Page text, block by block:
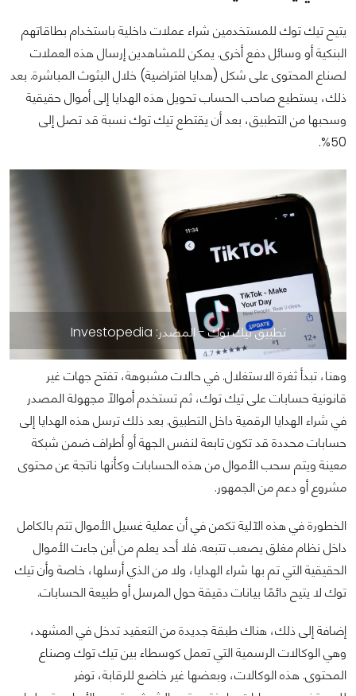
يتيح تيك توك للمستخدمين شراء عملات داخلية باستخدام بطاقاتهم
البنكية أو وسائل دفع أخرى. يمكن للمشاهدين إرسال هذه العملات
لصناع المحتوى على شكل (هدايا افتراضية) خلال البثوث المباشرة. بعد
ذلك، يستطيع صاحب الحساب تحويل هذه الهدايا إلى أموال حقيقية
وسحبها من التطبيق، بعد أن يقتطع تيك توك نسبة قد تصل إلى
50%.
تطبيق تيك توك - المصدر: Investopedia
وهنا، تبدأ ثغرة الاستغلال. في حالات مشبوهة، تفتح جهات غير
قانونية حسابات على تيك توك، ثم تستخدم أموالاً مجهولة المصدر
في شراء الهدايا الرقمية داخل التطبيق. بعد ذلك ترسل هذه الهدايا إلى
حسابات محددة قد تكون تابعة لنفس الجهة أو أطراف ضمن شبكة
معينة ويتم سحب الأموال من هذه الحسابات وكأنها ناتجة عن محتوى
مشروع أو دعم من الجمهور.
الخطورة في هذه الآلية تكمن في أن عملية غسيل الأموال تتم بالكامل
داخل نظام مغلق يصعب تتبعه. فلا أحد يعلم من أين جاءت الأموال
الحقيقية التي تم بها شراء الهدايا، ولا من الذي أرسلها، خاصة وأن تيك
توك لا يتيح دائمًا بيانات دقيقة حول المرسل أو طبيعة الحسابات.
إضافة إلى ذلك، هناك طبقة جديدة من التعقيد تدخل في المشهد،
وهي الوكالات الرسمية التي تعمل كوسطاء بين تيك توك وصناع
المحتوى. هذه الوكالات، وبعضها غير خاضع للرقابة، توفر